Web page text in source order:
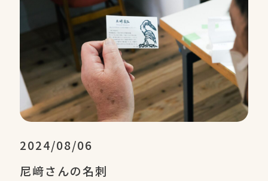
2024/08/06
尼﨑さんの名刺